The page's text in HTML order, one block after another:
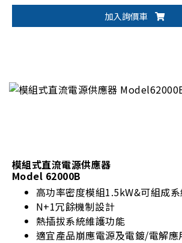
加入詢價車
模組式直流電源供應器
Model 62000B
高功率密度模組1.5kW&可組成
N+1冗餘機制設計
熱插拔系統維護功能
適宜產品崩應電源及電鍍/電解應